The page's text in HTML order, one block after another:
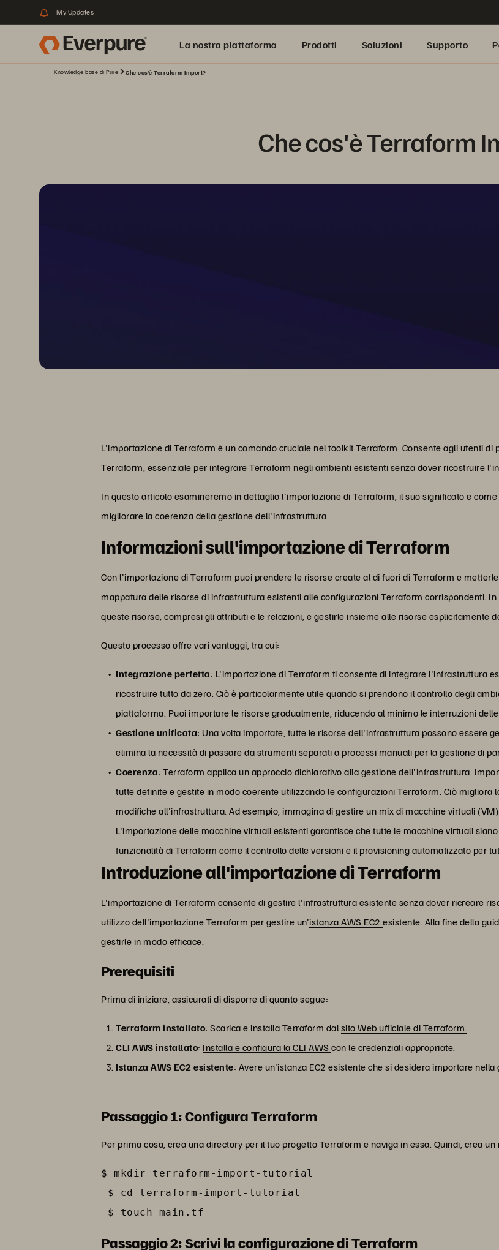
My Updates
La nostra piattaforma Prodotti Soluzioni Supporto
Knowledge base di Pure Che cos'è Terraform Import?
Che cos'è Terraform
L'importazione di Terraform è un comando cruciale nel toolkit Terraform. Consente agli utenti
Terraform, essenziale per integrare Terraform negli ambienti esistenti senza dover ricostruire
In questo articolo esamineremo in dettaglio l'importazione di Terraform, il suo significato e
migliorare la coerenza della gestione dell'infrastruttura.
Informazioni sull'importazione di Terraform
Con l'importazione di Terraform puoi prendere le risorse create al di fuori di Terraform e
mappatura delle risorse di infrastruttura esistenti alle configurazioni Terraform corrispondenti.
queste risorse, compresi gli attributi e le relazioni, e gestirle insieme alle risorse esplicitamente
Questo processo offre vari vantaggi, tra cui:
Integrazione perfetta: L'importazione di Terraform ti consente di integrare l'infrastruttura
ricostruire tutto da zero. Ciò è particolarmente utile quando si prendono il controllo degli
piattaforma. Puoi importare le risorse gradualmente, riducendo al minimo le interruzioni
Gestione unificata: Una volta importate, tutte le risorse dell'infrastruttura possono essere
elimina la necessità di passare da strumenti separati a processi manuali per la gestione di
Coerenza: Terraform applica un approccio dichiarativo alla gestione dell'infrastruttura.
tutte definite e gestite in modo coerente utilizzando le configurazioni Terraform. Ciò
modifiche all'infrastruttura. Ad esempio, immagina di gestire un mix di macchine virtuali
L'importazione delle macchine virtuali esistenti garantisce che tutte le macchine virtuali
funzionalità di Terraform come il controllo delle versioni e il provisioning automatizzato per
Introduzione all'importazione di Terraform
L'importazione di Terraform consente di gestire l'infrastruttura esistente senza dover ricreare
utilizzo dell'importazione Terraform per gestire un'istanza AWS EC2esistente. Alla fine della
gestirle in modo efficace.
Prerequisiti
Prima di iniziare, assicurati di disporre di quanto segue:
Terraform installato: Scarica e installa Terraform dal sito Web ufficiale di Terraform.
CLI AWS installato: Installa e configura la CLI AWScon le credenziali appropriate.
Istanza AWS EC2 esistente: Avere un'istanza EC2 esistente che si desidera importare
Passaggio 1: Configura Terraform
Per prima cosa, crea una directory per il tuo progetto Terraform e naviga in essa. Quindi, crea
$ mkdir terraform-import-tutorial
$ cd terraform-import-tutorial
$ touch main.tf
Passaggio 2: Scrivi la configurazione di Terraform